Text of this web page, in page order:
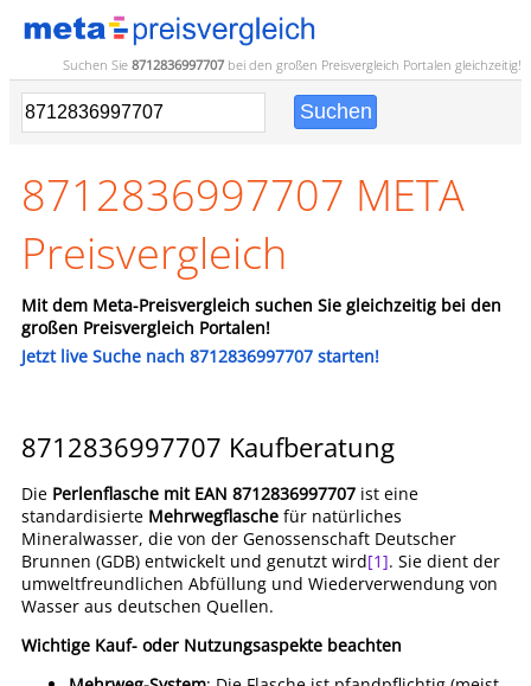
Suchen Sie 8712836997707 bei den großen Preisvergleich Portalen gleichzeitig!
8712836997707 META
Preisvergleich
Mit dem Meta-Preisvergleich suchen Sie gleichzeitig bei den
großen Preisvergleich Portalen!
Jetzt live Suche nach 8712836997707 starten!
8712836997707 Kaufberatung
Die Perlenflasche mit EAN 8712836997707 ist eine
standardisierte Mehrwegflasche für natürliches
Mineralwasser, die von der Genossenschaft Deutscher
Brunnen (GDB) entwickelt und genutzt wird[1]. Sie dient der
umweltfreundlichen Abfüllung und Wiederverwendung von
Wasser aus deutschen Quellen.
Wichtige Kauf- oder Nutzungsaspekte beachten